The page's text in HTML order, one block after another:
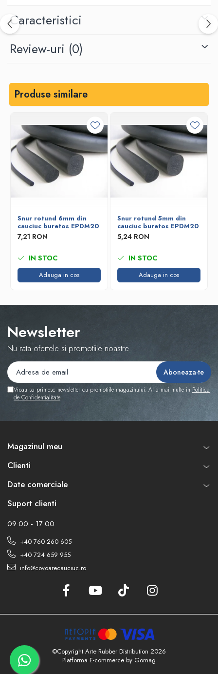
Caracteristici
Review-uri (0)
Produse similare
Snur rotund 6mm din
cauciuc buretos EPDM20
7,21 RON
IN STOC
Adauga in cos
Snur rotund 5mm din
cauciuc buretos EPDM20
5,24 RON
IN STOC
Adauga in cos
Newsletter
Nu rata ofertele si promotiile noastre
Vreau sa primesc newsletter cu promotiile magazinului. Afla mai multe in Politica
de Confidentialitate
Magazinul meu
Clienti
Date comerciale
Suport clienti
09:00 - 17:00
+40 760 260 605
+40 724 659 955
info@covoarecauciuc.ro
©Copyright Arte Rubber Distribution 2026
Platforma E-commerce by Gomag